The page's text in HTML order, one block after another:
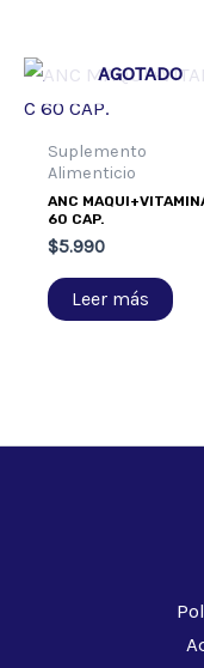
AGOTADO
Suplemento
Alimenticio
ANC
60 CAP.
$5.990
Leer más